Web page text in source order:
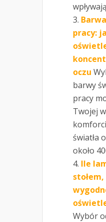
pracy:
oczu
barwy
pracy
Twojej
światła
około
Ile
Wybór